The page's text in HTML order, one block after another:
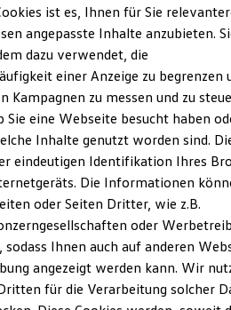
Lebensdauer
6
Versionen und Updates
zu Ihrem ID.
anfordern
ist es, Ihnen für Sie
angepasste Inhalte anzubieten.
dazu verwendet, die
einer Anzeige zu begrenzen
zu messen und zu
Sie eine Webseite besucht haben
Inhalte genutzt worden sind.
eindeutigen Identifikation Ihres
Die Informationen
oder Seiten Dritter, wie z.B.
oder
Ihnen auch auf anderen
angezeigt werden kann. Wir
für die Verarbeitung solcher